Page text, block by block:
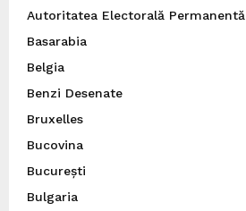
Autoritatea Electorală Permanentă
Basarabia
Belgia
Benzi Desenate
Bruxelles
Bucovina
București
Bulgaria